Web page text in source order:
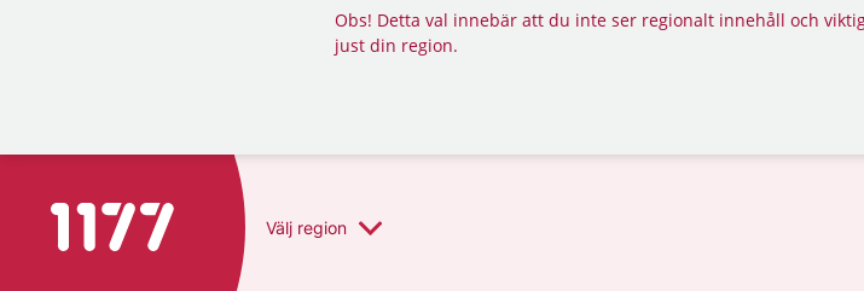
Obs! Detta val innebär att du inte ser regionalt innehåll och
just din region.
Till startsidan för 1177 Välj region